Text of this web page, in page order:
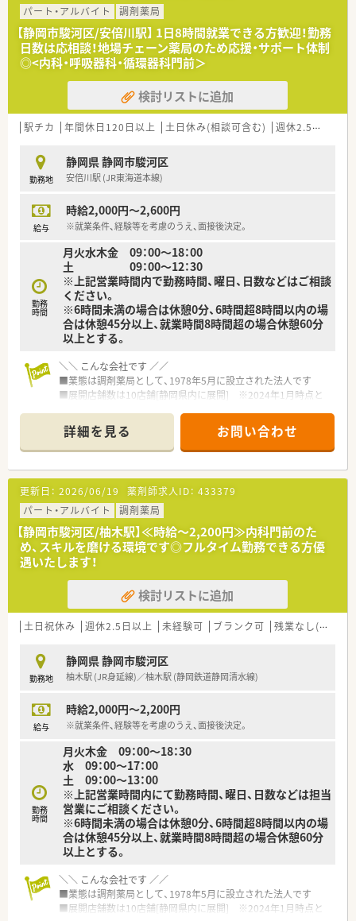
パート・アルバイト
調剤薬局
【静岡市駿河区/安倍川駅】 1日8時間就業できる方歓迎！勤務
日数は応相談！地場チェーン薬局のため応援・サポート体制
◎<内科・呼吸器科・循環器科門前＞
検討リストに追加
駅チカ 年間休日120日以上 土日休み(相談可含む) 週休2.5日以上
勤務地
静岡県 静岡市駿河区
安倍川駅 (JR東海道本線)
給与
時給2,000円～2,600円
※就業条件、経験等を考慮のうえ、面接後決定。
勤務
時間
月火水木金 09：00～18：00
土 09：00～12：30
※上記営業時間内で勤務時間、曜日、日数などはご相談
ください。
※6時間未満の場合は休憩0分、6時間超8時間以内の場
合は休憩45分以上、就業時間8時間超の場合休憩60分
以上とする。
＼＼ こんな会社です ／／
■業態は調剤薬局として、1978年5月に設立された法人です
■展開店舗数は10店舗[静岡県内に展開] ※2024年1月時点と
■展開している事業内容は調剤薬局の運営、介護事業、一般医薬
品販売事業などとなります
＼＼ こんな店舗です ／／
■静岡市駿河区にある調剤薬局です
■最寄り駅からは徒歩で5分ほどです
■主な応需処方は内科,呼吸器科,循環器科,在宅(居宅),在宅(施設)
です
■応需している処方箋枚数は90枚/日です
■開局時間は以下の通りです
月火水木金 09：00～18：00
土 09：00～12：30
■勤務体制は以下の通りです
薬剤師 2名 ほか事務
※時期や状況により変動する可能性有
＼ こんな求人です ／
■募集している雇用形態はパートです（1日通しで勤務できる
方、土曜日出勤できる方優遇いたします！）
■想定時給は2,000～2,200円となります
■勤務日数は週～５日を想定しています
ほか、詳細や求人状況についてはお気軽にご質問ください！
詳細を見る お問い合わせ
更新日： 2026/06/19 薬剤師求人ID： 433379
パート・アルバイト
調剤薬局
【静岡市駿河区/柚木駅】≪時給～2,200円≫内科門前のた
め、スキルを磨ける環境です◎フルタイム勤務できる方優
遇いたします！
検討リストに追加
土日祝休み 週休2.5日以上 未経験可 ブランク可 残業なし(ほぼなし含む)
勤務地
静岡県 静岡市駿河区
柚木駅 (JR身延線)／柚木駅 (静岡鉄道静岡清水線)
給与
時給2,000円～2,200円
※就業条件、経験等を考慮のうえ、面接後決定。
勤務
時間
月火木金 09：00～18：30
水 09：00～17：00
土 09：00～13：00
※上記営業時間内にて勤務時間、曜日、日数などは担当
営業にご相談ください。
※6時間未満の場合は休憩0分、6時間超8時間以内の場
合は休憩45分以上、就業時間8時間超の場合休憩60分
以上とする。
＼＼ こんな会社です ／／
■業態は調剤薬局として、1978年5月に設立された法人です
■展開店舗数は10店舗[静岡県内に展開] ※2024年1月時点と